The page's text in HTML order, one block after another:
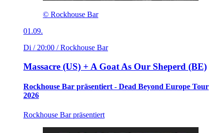
© Rockhouse Bar
01.09.
Di / 20:00 / Rockhouse Bar
Massacre (US) + A Goat As Our Sheperd (BE)
Rockhouse Bar präsentiert - Dead Beyond Europe Tour
2026
Rockhouse Bar präsentiert